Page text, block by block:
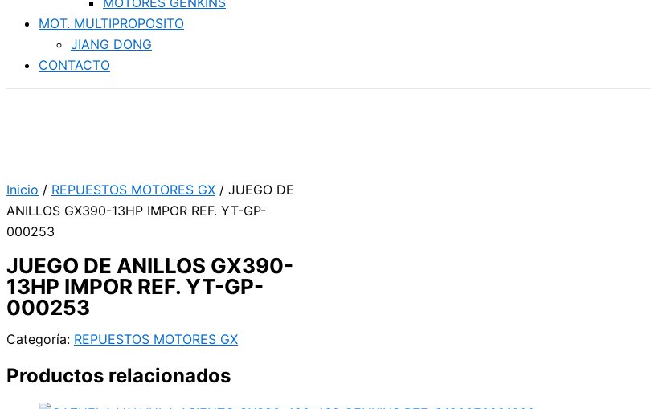
MOT. MULTIPROPOSITO
JIANG DONG
CONTACTO
Inicio / REPUESTOS MOTORES GX / JUEGO DE
ANILLOS GX390-13HP IMPOR REF. YT-GP-
000253
JUEGO DE ANILLOS GX390-
13HP IMPOR REF. YT-GP-
000253
Categoría: REPUESTOS MOTORES GX
Productos relacionados